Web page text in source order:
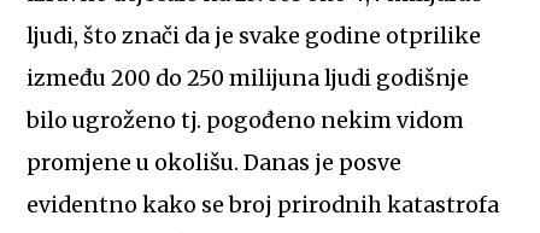
ljudi, što znači da je svake godine otprilike
između 200 do 250 milijuna ljudi godišnje
bilo ugroženo tj. pogođeno nekim vidom
promjene u okolišu. Danas je posve
evidentno kako se broj prirodnih katastrofa